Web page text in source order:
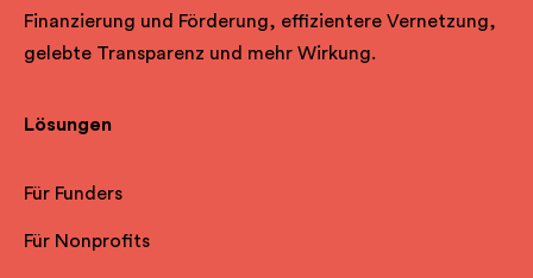
Finanzierung und Förderung, effizientere Vernetzung,
gelebte Transparenz und mehr Wirkung.
Lösungen
Für Funders
Für Nonprofits